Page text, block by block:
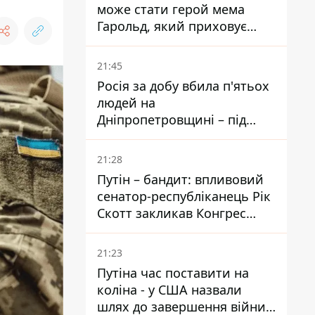
може стати герой мема
Гарольд, який приховує
біль – він очолив народне
голосування
21:45
Росія за добу вбила п'ятьох
людей на
Дніпропетровщині – під
ударами опинилися п'ять
районів області
21:28
Путін – бандит: впливовий
сенатор-республіканець Рік
Скотт закликав Конгрес
притягнути РФ до
відповідальності за війну в
Україні
21:23
Путіна час поставити на
коліна - у США назвали
шлях до завершення війни -